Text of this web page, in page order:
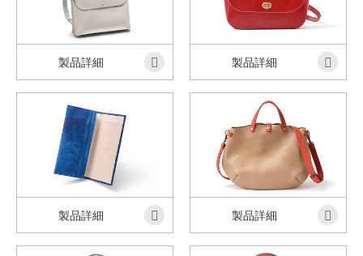
製品詳細 製品詳細
製品詳細 製品詳細